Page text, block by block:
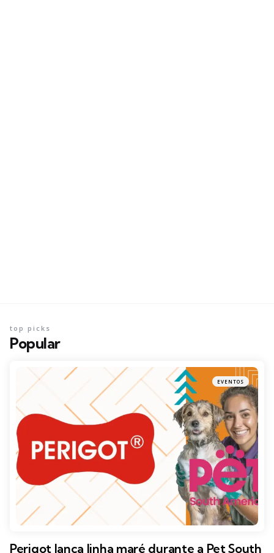
Popular
top picks
EVENTOS
Perigot lança linha maré durante a Pet South